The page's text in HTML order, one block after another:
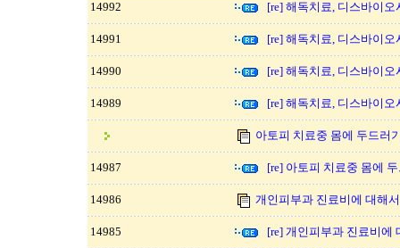
14992 [re] 해독치료, 디스바이오
14991 [re] 해독치료, 디스바이오
14990 [re] 해독치료, 디스바이오
14989 [re] 해독치료, 디스바이오
아토피 치료중 몸에 두드러
14987 [re] 아토피 치료중 몸에
14986 개인피부과 진료비에 대해
14985 [re] 개인피부과 진료비에